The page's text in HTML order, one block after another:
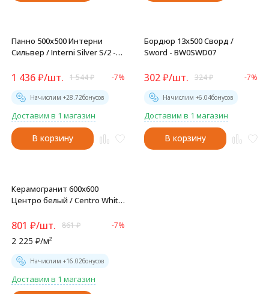
Панно 500x500 Интерни
Сильвер / Interni Silver S/2 -
1 436₽/шт. 1 544₽ -7%
Начислим +28.72бонусов
Доставим в 1 магазин
В корзину
Бордюр 13x500 Сворд /
Sword - BW0SWD07
302₽/шт. 324₽ -7%
Начислим +6.04бонусов
Доставим в 1 магазин
В корзину
Керамогранит 600x600
Центро белый / Centro White
801 ₽/шт. 861₽ -7%
2 225 ₽/м²
Начислим +16.02бонусов
Доставим в 1 магазин